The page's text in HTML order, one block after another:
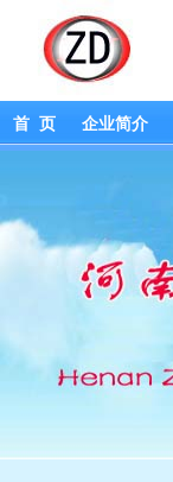
首 页 企业简介